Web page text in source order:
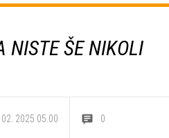
NISTE ŠE NIKOLI
02. 2025 05.00 0